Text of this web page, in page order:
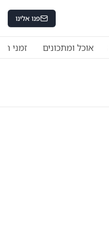
פנו אלינו
אוכל ומתכונים זמני